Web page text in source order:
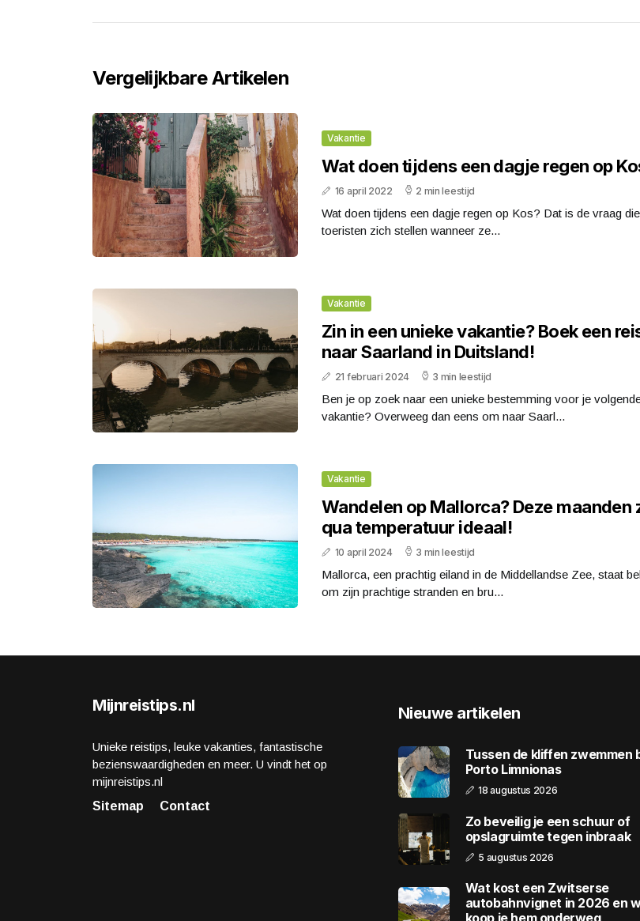
Vergelijkbare Artikelen
Vakantie
Wat doen tijdens een dagje regen op
16 april 2022 2 min leestijd
Wat doen tijdens een dagje regen op Kos? Dat is de vraag
toeristen zich stellen wanneer ze...
Vakantie
Zin in een unieke vakantie? Boek een
naar Saarland in Duitsland!
21 februari 2024 3 min leestijd
Ben je op zoek naar een unieke bestemming voor je
vakantie? Overweeg dan eens om naar Saarl...
Vakantie
Wandelen op Mallorca? Deze maanden
qua temperatuur ideaal!
10 april 2024 3 min leestijd
Mallorca, een prachtig eiland in de Middellandse Zee, staat
om zijn prachtige stranden en bru...
Mijnreistips.nl
Unieke reistips, leuke vakanties, fantastische
bezienswaardigheden en meer. U vindt het op
mijnreistips.nl
Sitemap
Contact
Nieuwe artikelen
Tussen de kliffen zwemmen
Porto Limnionas
18 augustus 2026
Zo beveilig je een schuur of
opslagruimte tegen inbraak
5 augustus 2026
Wat kost een Zwitserse
autobahnvignet in 2026 en
koop je hem onderweg